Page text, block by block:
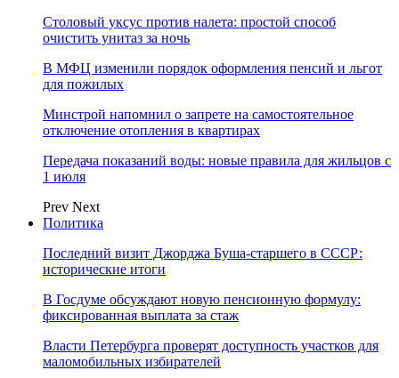
Столовый уксус против налета: простой способ
очистить унитаз за ночь
В МФЦ изменили порядок оформления пенсий и льгот
для пожилых
Минстрой напомнил о запрете на самостоятельное
отключение отопления в квартирах
Передача показаний воды: новые правила для жильцов с
1 июля
Prev Next
Политика
Последний визит Джорджа Буша-старшего в СССР:
исторические итоги
В Госдуме обсуждают новую пенсионную формулу:
фиксированная выплата за стаж
Власти Петербурга проверят доступность участков для
маломобильных избирателей